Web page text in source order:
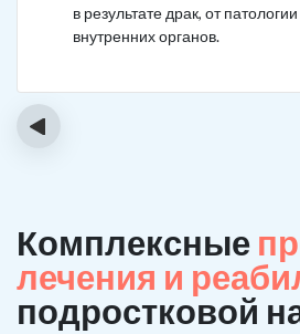
в результате драк, от
внутренних органов.
‹
Комплексные
лечения и
подростковой